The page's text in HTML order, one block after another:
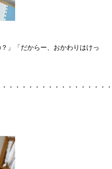
」「だからー、おかわりはけっ
・・・・・・・・・・・・・・・